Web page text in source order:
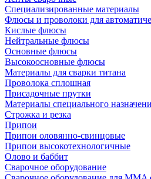
Специализированные материалы
Флюсы и проволоки для
Кислые флюсы
Нейтральные флюсы
Основные флюсы
Высокоосновные флюсы
Материалы для сварки титана
Проволока сплошная
Присадочные прутки
Материалы специального
Строжка и резка
Припои
Припои оловянно-свинцовые
Припои высокотехнологичные
Олово и баббит
Сварочное оборудование